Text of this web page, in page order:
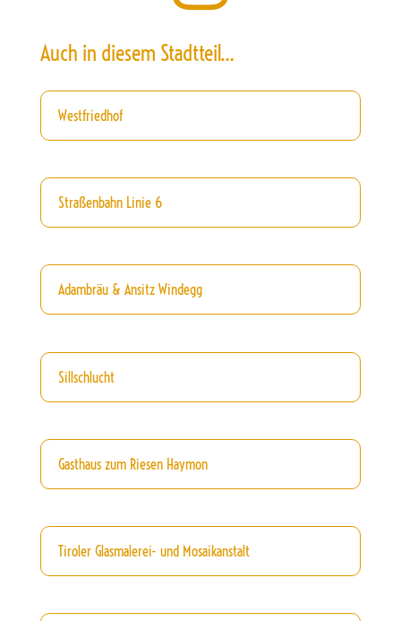
Auch in diesem Stadtteil…
Westfriedhof
Straßenbahn Linie 6
Adambräu & Ansitz Windegg
Sillschlucht
Gasthaus zum Riesen Haymon
Tiroler Glasmalerei- und Mosaikanstalt